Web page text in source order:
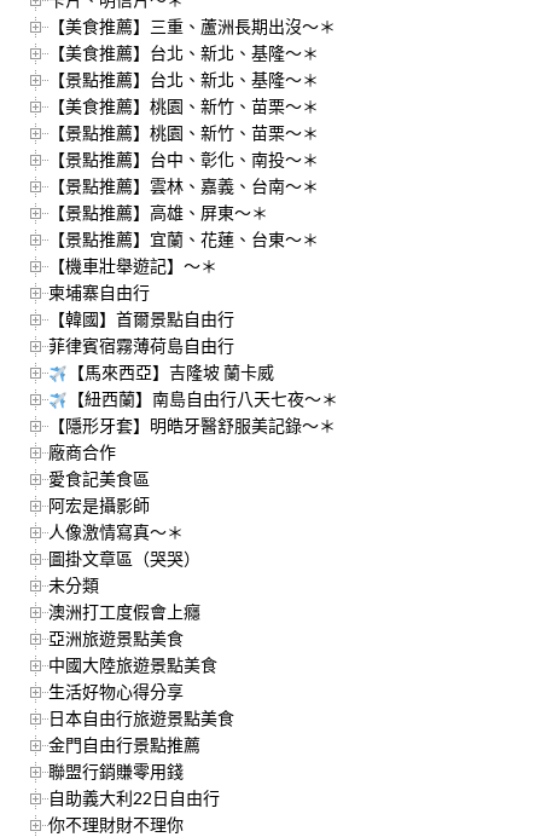
【美食推薦】三重、蘆洲長期出沒～＊
【美食推薦】台北、新北、基隆～＊
【景點推薦】台北、新北、基隆～＊
【美食推薦】桃園、新竹、苗栗～＊
【景點推薦】桃園、新竹、苗栗～＊
【景點推薦】台中、彰化、南投～＊
【景點推薦】雲林、嘉義、台南～＊
【景點推薦】高雄、屏東～＊
【景點推薦】宜蘭、花蓮、台東～＊
【機車壯舉遊記】～＊
柬埔寨自由行
【韓國】首爾景點自由行
菲律賓宿霧薄荷島自由行
【馬來西亞】吉隆坡 蘭卡威
【紐西蘭】南島自由行八天七夜～＊
【隱形牙套】明皓牙醫舒服美記錄～＊
廠商合作
愛食記美食區
阿宏是攝影師
人像激情寫真～＊
圖掛文章區（哭哭）
未分類
澳洲打工度假會上癮
亞洲旅遊景點美食
中國大陸旅遊景點美食
生活好物心得分享
日本自由行旅遊景點美食
金門自由行景點推薦
聯盟行銷賺零用錢
自助義大利22日自由行
你不理財財不理你